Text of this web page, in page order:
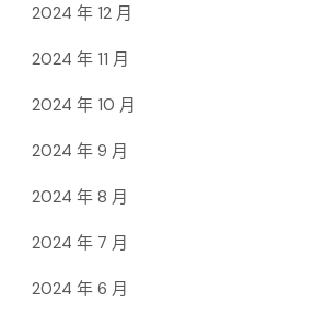
2024 年 12 月
2024 年 11 月
2024 年 10 月
2024 年 9 月
2024 年 8 月
2024 年 7 月
2024 年 6 月